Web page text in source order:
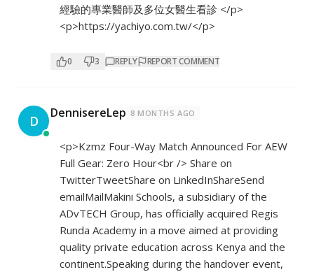
經驗的專業醫師及多位女醫生看診 </p>
<p>https://yachiyo.com.tw/</p>
0 3 REPLY REPORT COMMENT
D DennisereLep 8 MONTHS AGO
<p>Kzmz Four-Way Match Announced For AEW
Full Gear: Zero Hour<br /> Share on
TwitterTweetShare on LinkedInShareSend
emailMailMakini Schools, a subsidiary of the
ADvTECH Group, has officially acquired Regis
Runda Academy in a move aimed at providing
quality private education across Kenya and the
continent.Speaking during the handover event,